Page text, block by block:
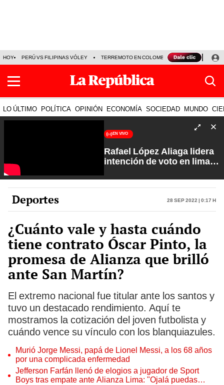
HOY PERÚ VS FILIPINAS VÓLEY TERREMOTO EN COLOMBIA EN VIVO
LO ÚLTIMO POLÍTICA OPINIÓN ECONOMÍA SOCIEDAD MUNDO
EN VIVO
Rafael López Aliaga lidera
intención de voto en lima
con Manuela Camacho
Deportes 28 Sep 2022 | 0:17 h
¿Cuánto vale y hasta cuándo
tiene contrato Óscar Pinto, la
promesa de Alianza que brilló
ante San Martín?
El extremo nacional fue titular ante los santos y
tuvo un destacado rendimiento. Aquí te
mostramos la cotización del joven futbolista y
cuándo vence su vínculo con los blanquiazules.
Murió Jorge Messi, papá de Lionel Messi, a los 68 años
por una complicada enfermedad
Jefferson Farfán llenó de elogios a jugador de Sport
Boys tras empate ante Alianza Lima: "Ojalá puedas